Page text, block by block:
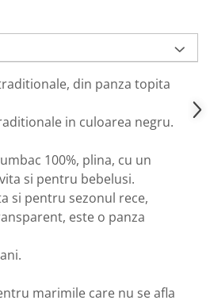
din panza topita
in culoarea negru.
100%, plina, cu un
si pentru bebelusi.
si pentru sezonul rece,
este o panza
marimile care nu se afla